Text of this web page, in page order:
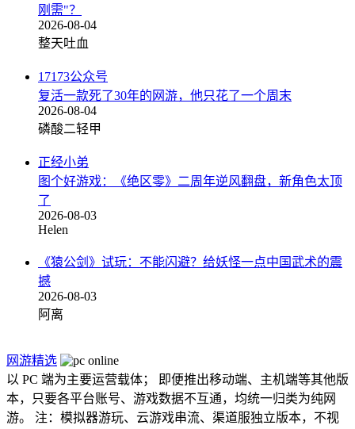
刚需"？
2026-08-04
整天吐血
17173公众号
复活一款死了30年的网游，他只花了一个周末
2026-08-04
磷酸二轻甲
正经小弟
图个好游戏：《绝区零》二周年逆风翻盘，新角色太顶
了
2026-08-03
Helen
《猿公剑》试玩：不能闪避？给妖怪一点中国武术的震
撼
2026-08-03
阿离
网游精选
以 PC 端为主要运营载体； 即便推出移动端、主机端等其他版
本，只要各平台账号、游戏数据不互通，均统一归类为纯网
游。 注：模拟器游玩、云游戏串流、渠道服独立版本，不视